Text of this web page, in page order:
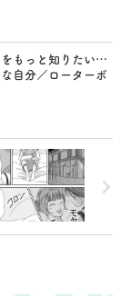
をもっと知りたい…
自分／ローターボ